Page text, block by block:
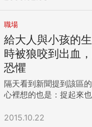
職場
給大人與小孩的
時被狼咬到出血
恐懼
隔天看到新聞提到該區
心裡想的也是：捉起來
2015.10.22